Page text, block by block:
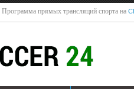
| Программа прямых трансляций спорта на